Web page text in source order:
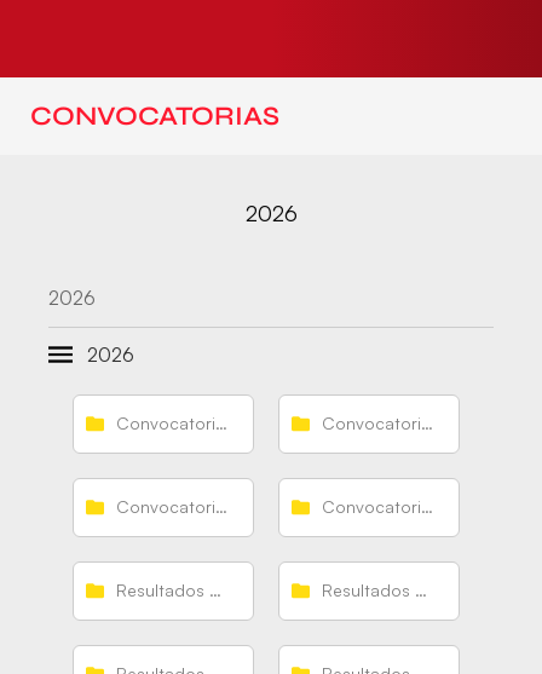
CONVOCATORIAS
2026
2026
2026
Convocatorias Guerreras Convocatorias Guerreras Junior
Convocatorias Guerreras Juveniles Convocatorias Guerreras Promesas
Resultados Guerreras Resultados Guerreras Junior